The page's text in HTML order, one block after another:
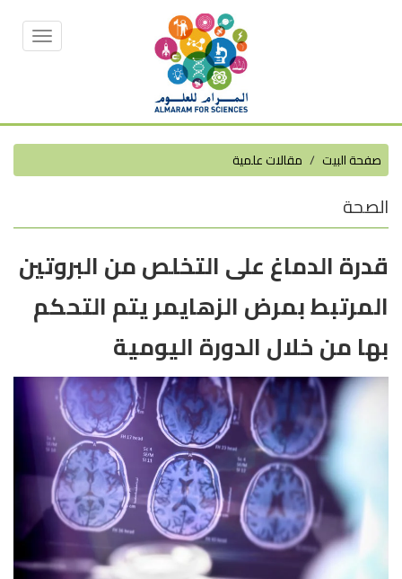
Toggle
صفحة البيت مقالات علمية
الصحة
قدرة الدماغ على التخلص من البروتين
المرتبط بمرض الزهايمر يتم التحكم
بها من خلال الدورة اليومية